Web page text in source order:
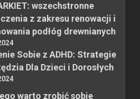
wszechstronne
z zakresu renowacji i
podłóg drewnianych
Sobie z ADHD: Strategie
Dla Dzieci i Dorosłych
warto zrobić sobie